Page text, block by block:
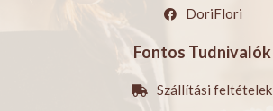
DoriFlori
Fontos Tudnivalók
Szállítási feltételek